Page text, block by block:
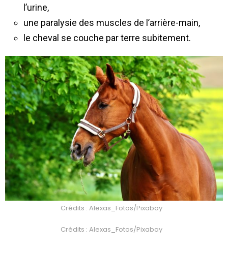
l’urine,
une paralysie des muscles de l’arrière-main,
le cheval se couche par terre subitement.
Crédits : Alexas_Fotos/Pixabay
Crédits : Alexas_Fotos/Pixabay